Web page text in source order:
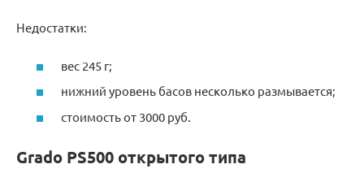
Недостатки:
вес 245 г;
нижний уровень басов несколько размывается;
стоимость от 3000 руб.
Grado PS500 открытого типа